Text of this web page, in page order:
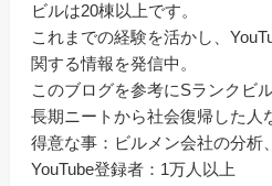
ビルは20棟以上です。
これまでの経験を活かし、
関する情報を発信中。
このブログを参考にSランクビ
長期ニートから社会復帰した人
得意な事：ビルメン会社の分析
YouTube登録者：1万人以上